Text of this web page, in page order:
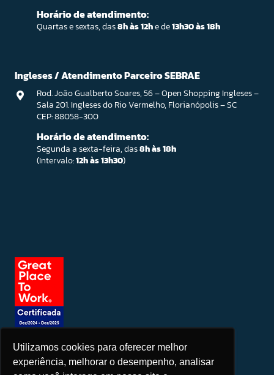
Utilizamos cookies para oferecer melhor
experiência, melhorar o desempenho, analisar
Horário de atendimento:
Quartas e sextas, das8h às 12he de13h30 às 18h
Ingleses / Atendimento Parceiro SEBRAE
Rod. João Gualberto Soares, 56 – Open Shopping Ingleses –
Sala 201. Ingleses do Rio Vermelho, Florianópolis – SC
CEP: 88058-300
Horário de atendimento:
Segunda a sexta-feira, das8h às 18h
(Intervalo:12h às 13h30)
Seja um patrocinador